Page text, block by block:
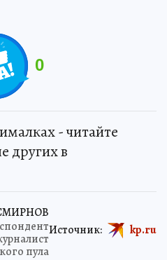
0
- читайте
других в
пула
Источник: kp.ru